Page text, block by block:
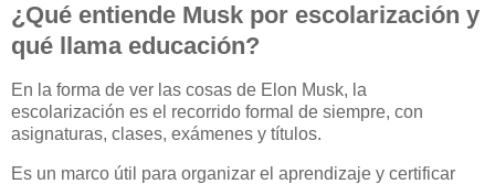
¿Qué entiende Musk por escolarización y
qué llama educación?
En la forma de ver las cosas de Elon Musk, la
escolarización es el recorrido formal de siempre, con
asignaturas, clases, exámenes y títulos.
Es un marco útil para organizar el aprendizaje y certificar